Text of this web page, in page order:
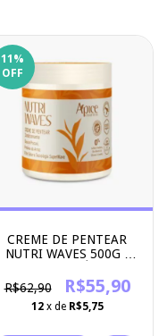
11 %
OFF
CREME DE PENTEAR
NUTRI WAVES 500G -
R$62,90
R$55,90
12 x de R$5,75